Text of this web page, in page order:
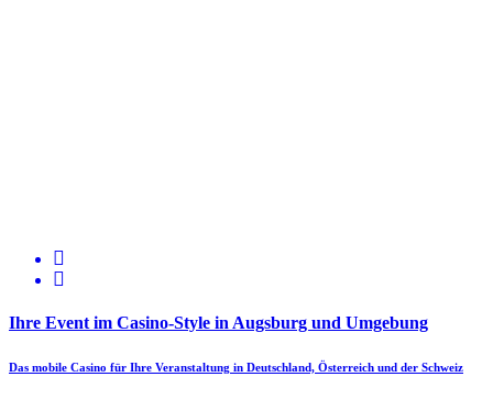
Ihre Event im Casino-Style in Augsburg und Umgebung
Das mobile Casino für Ihre Veranstaltung in Deutschland, Österreich und der Schweiz